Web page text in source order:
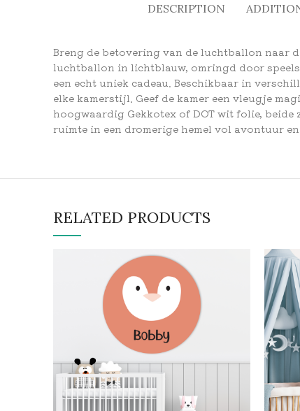
DESCRIPTION
Breng de betovering van de luchtballon naar
luchtballon in lichtblauw, omringd door
een echt uniek cadeau. Beschikbaar in
elke kamerstijl. Geef de kamer een vleugje
hoogwaardig Gekkotex of DOT wit folie,
ruimte in een dromerige hemel vol avontuur
RELATED PRODUCTS